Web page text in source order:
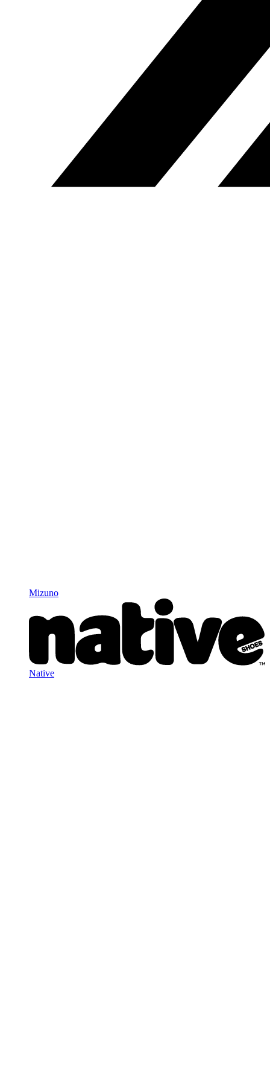
Mizuno
Native